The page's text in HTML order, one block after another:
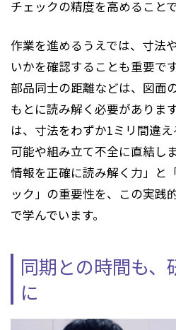
チェックの精度を高めることで
作業を進めるうえでは、寸法
いかを確認することも重要で
部品同士の距離などは、図面
もとに読み解く必要がありま
は、寸法をわずか1ミリ間違
可能や組み立て不全に直結し
情報を正確に読み解く力」と
ック」の重要性を、この実践
で学んでいます。
同期との時間も、
に